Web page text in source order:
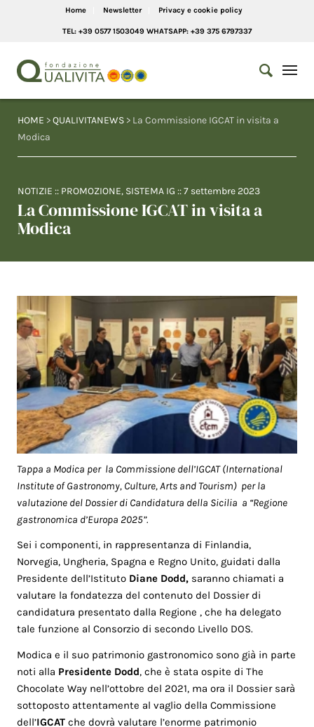
Home Newsletter Privacy e cookie policy
TEL: +39 0577 1503049 WHATSAPP: +39 375 6797337
HOME >QUALIVITANEWS > La Commissione IGCAT in visita a
Modica
NOTIZIE :: PROMOZIONE, SISTEMA IG ::7 settembre 2023
La Commissione IGCAT in visita a
Modica
Tappa a Modica per la Commissione dell’IGCAT (International
Institute of Gastronomy, Culture, Arts and Tourism) per la
valutazione del Dossier di Candidatura della Sicilia a “Regione
gastronomica d’Europa 2025”.
Sei i componenti, in rappresentanza di Finlandia,
Norvegia, Ungheria, Spagna e Regno Unito, guidati dalla
Presidente dell’Istituto Diane Dodd, saranno chiamati a
valutare la fondatezza del contenuto del Dossier di
candidatura presentato dalla Regione , che ha delegato
tale funzione al Consorzio di secondo Livello DOS.
Modica e il suo patrimonio gastronomico sono già in parte
noti alla Presidente Dodd, che è stata ospite di The
Chocolate Way nell’ottobre del 2021, ma ora il Dossier sarà
sottoposto attentamente al vaglio della Commissione
dell’IGCAT che dovrà valutare l’enorme patrimonio